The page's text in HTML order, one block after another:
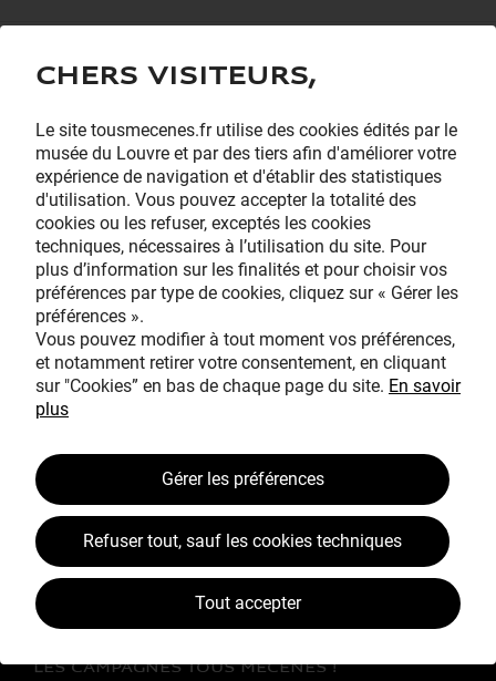
Avec le mécénat
exceptionnel de
TOUS MÉCÈNES !
L’ŒUVRE À LA LOUPE
JEAN SIMEON CHARDIN
VOS CONTREPARTIES
ACTUALITÉS
LES CAMPAGNES TOUS MÉCÈNES !
Chers visiteurs,
Le site tousmecenes.fr utilise des cookies édités par le
musée du Louvre et par des tiers afin d'améliorer votre
expérience de navigation et d'établir des statistiques
d'utilisation. Vous pouvez accepter la totalité des
cookies ou les refuser, exceptés les cookies
techniques, nécessaires à l’utilisation du site. Pour
plus d’information sur les finalités et pour choisir vos
préférences par type de cookies, cliquez sur « Gérer les
préférences ».
Vous pouvez modifier à tout moment vos préférences,
et notamment retirer votre consentement, en cliquant
sur "Cookies” en bas de chaque page du site. En savoir
plus
Gérer les préférences
Refuser tout, sauf les cookies techniques
Tout accepter